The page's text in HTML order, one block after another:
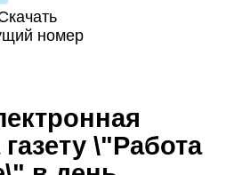
номер
\"Работа